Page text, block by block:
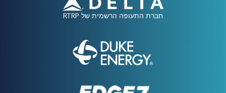
חברת התעופה הרשמית של RTRP